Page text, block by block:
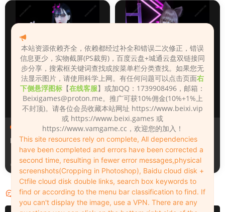
人物（Looks）
Monica_2_2_2
2天前
人物（Looks）
Lizhen2025
3天前
评论 0
本站资源依赖齐全，依赖都经过补全和错误二次修正，错误
信息更少，实物截屏(PS裁剪)，百度云盘+城通云盘双链接同
步分享，搜索框关键词查找或按菜单栏分类查找。如果您无
法显示图片，请使用科学上网。有任何问题可以点击页面右
下侧悬浮图标 【在线客服】或加QQ：1739908496，邮箱：
Beixigames@proton.me。推广可获10%佣金(10%+1%上
不封顶)。请各位会员收藏本站网址 https://www.beixi.vip
或 https://www.beixi.games 或
https://www.vamgame.cc，欢迎您的加入！
This site resources rely on complete, All dependencies
have been completed and errors have been corrected a
second time, resulting in fewer error messages,physical
screenshots(Cropping in Photoshop), Baidu cloud disk +
Ctfile cloud disk double links, search box keywords to
find or according to the menu bar classification to find. If
you can't display the image, use a VPN. There are any